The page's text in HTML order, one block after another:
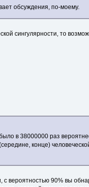
обсуждения, по-моему.
сингулярности, то
в 38000000 раз
конце)
вероятностью 90% вы